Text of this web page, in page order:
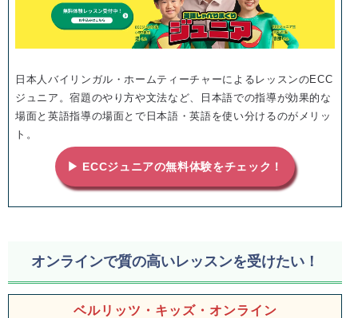
日本人バイリンガル・ホームティーチャーによるレッスンのECC
ジュニア。宿題のやり方や文法など、日本語での指導が効果的な
場面と英語指導の場面とで日本語・英語を使い分けるのがメリッ
ト。
▶ ECCジュニアの無料体験をチェック！
オンラインで質の高いレッスンを受けたい！
ベルリッツ・キッズ・オンライン